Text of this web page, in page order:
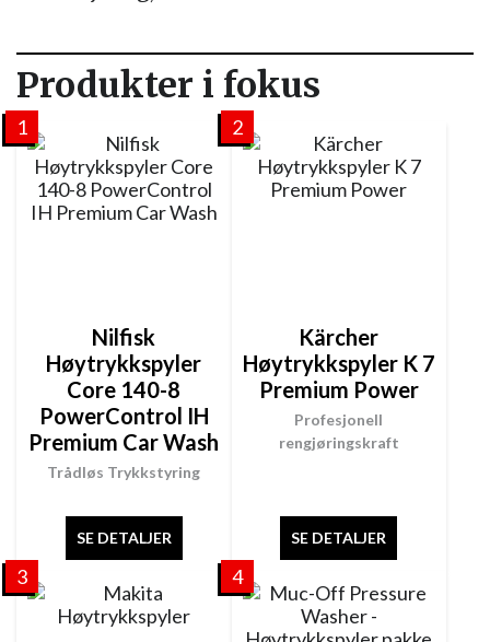
Produkter i fokus
1
Trådløs Trykkstyring
Nilfisk
Høytrykkspyler
Core 140-8
PowerControl IH
Premium Car Wash
SE DETALJER
2
Profesjonell
rengjøringskraft
Kärcher
Høytrykkspyler K 7
Premium Power
SE DETALJER
3 4